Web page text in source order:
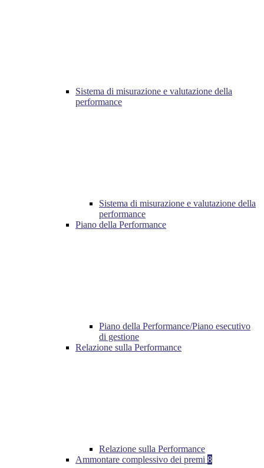
Sistema di misurazione e valutazione della
performance
Sistema di misurazione e valutazione della
performance
Piano della Performance
Piano della Performance/Piano esecutivo
di gestione
Relazione sulla Performance
Relazione sulla Performance
Ammontare complessivo dei premi 8